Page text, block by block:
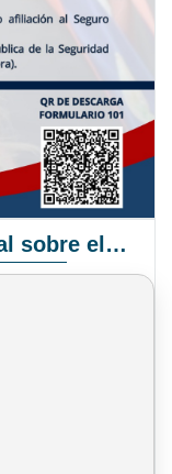
Pronunciamiento Institucional sobre el Proyecto de Ley N° 068/2025-2026 C.S.